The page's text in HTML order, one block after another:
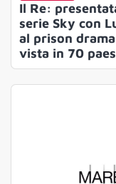
Il Re:
serie Sky con
al prison
vista in 70